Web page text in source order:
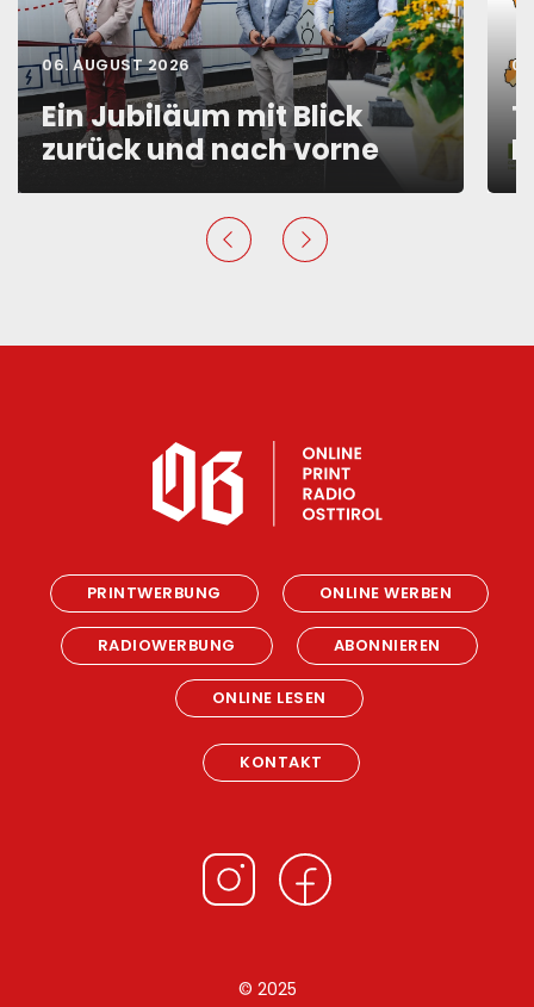
06. AUGUST 2026
Ein Jubiläum mit Blick
zurück und nach vorne
PRINTWERBUNG ONLINE WERBEN
RADIOWERBUNG ABONNIEREN
ONLINE LESEN
KONTAKT
© 2025